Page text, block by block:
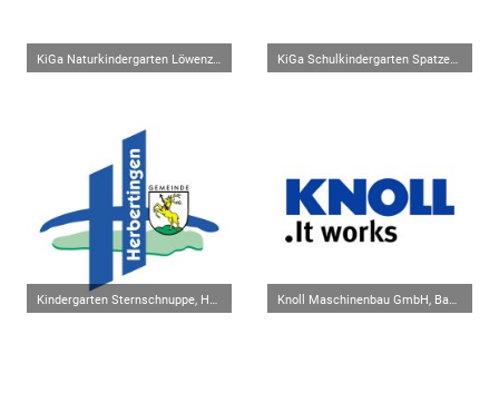
KiGa Naturkindergarten Löwenzahn, Mengen-Rulfingen KiGa Schulkindergarten Spatzennest, Mengen-Beuren
Kindergarten Sternschnuppe, Herbertingen-Marbach Knoll Maschinenbau GmbH, Bad Saulgau